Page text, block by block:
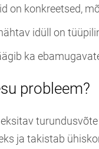
on konkreetsed,
idüll on
ka
probleem?
ja takistab